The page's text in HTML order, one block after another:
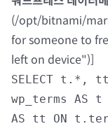
자료실
회원광장
마이페이지
(/opt/bitnami/
for someone to
left on device")]
SELECT t.*,
wp_terms AS t
AS tt ON